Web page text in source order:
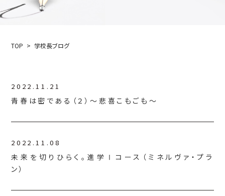
TOP 学校長ブログ
2022.11.21
青春は密である（２）～悲喜こもごも～
2022.11.08
未来を切りひらく。進学Ⅰコース（ミネルヴァ・プラ
ン）